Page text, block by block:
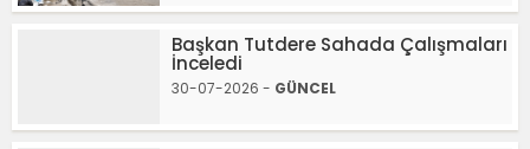
Başkan Tutdere Sahada Çalışmaları
İnceledi
30-07-2026 - GÜNCEL